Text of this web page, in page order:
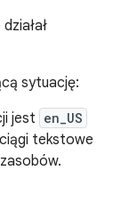
sytuację:
jest en_US
tekstowe